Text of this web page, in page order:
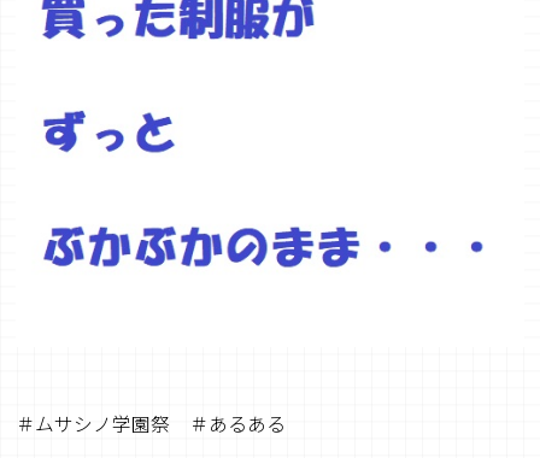
＃ムサシノ学園祭 ＃あるある